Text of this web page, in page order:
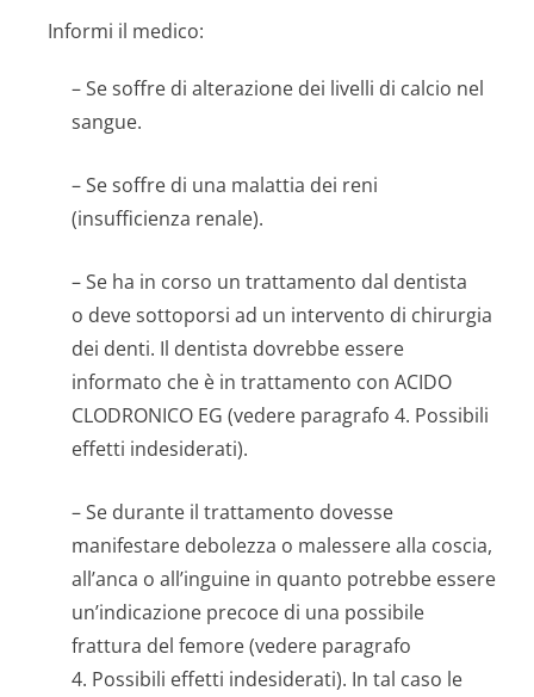
Informi il medico:
– Se soffre di alterazione dei livelli di calcio nel
sangue.
– Se soffre di una malattia dei reni
(insufficienza renale).
– Se ha in corso un trattamento dal dentista
o deve sottoporsi ad un intervento di chirurgia
dei denti. Il dentista dovrebbe essere
informato che è in trattamento con ACIDO
CLODRONICO EG (vedere paragrafo 4. Possibili
effetti indesiderati).
– Se durante il trattamento dovesse
manifestare debolezza o malessere alla coscia,
all’anca o all’inguine in quanto potrebbe essere
un’indicazione precoce di una possibile
frattura del femore (vedere paragrafo
4. Possibili effetti indesiderati). In tal caso le